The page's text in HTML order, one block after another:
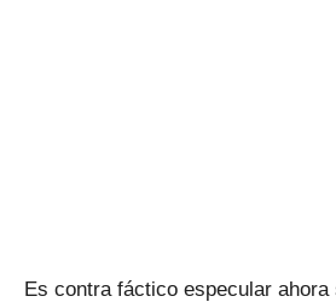
Es contra fáctico especular